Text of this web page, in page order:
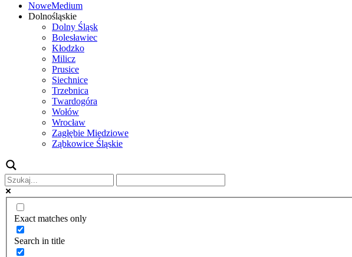
NoweMedium
Dolnośląskie
Dolny Śląsk
Bolesławiec
Kłodzko
Milicz
Prusice
Siechnice
Trzebnica
Twardogóra
Wołów
Wrocław
Zagłębie Miedziowe
Ząbkowice Śląskie
Exact matches only
Search in title